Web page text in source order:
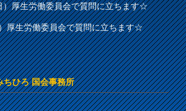
厚生労働委員会で質問に立ちます☆
厚生労働委員会で質問に立ちます☆
ちひろ 国会事務所